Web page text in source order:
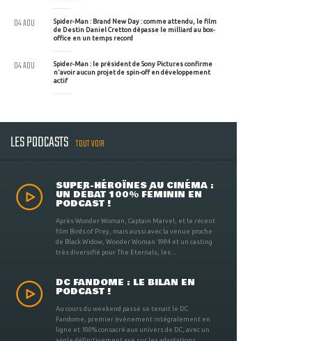
Spider-Man : Brand New Day : comme attendu, le film
de Destin Daniel Cretton dépasse le milliard au box-
office en un temps record
04 AOU
Spider-Man : le président de Sony Pictures confirme
n'avoir aucun projet de spin-off en développement
actif
04 AOU
LES PODCASTS TOUT VOIR
SUPER-HÉROÏNES AU CINÉMA :
UN DÉBAT 100% FÉMININ EN
PODCAST !
Après Wonder Woman, Captain Marvel, et le récent
film Birds of Prey, mais aussi avec la venue proche
de Black Widow, Wonder Woman 1984 et un casting
très diversifié pour The Eternals, les ...
DC FANDOME : LE BILAN EN
PODCAST !
Au cours du weekend passé se tenait le DC
Fandome, premier évènement intégralement en
ligne et 100% consacré aux univers de DC, avec un